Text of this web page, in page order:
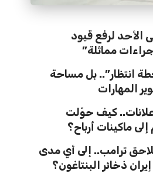
الأحد لرفع قيود
مماثلة”
انتظار”.. بل مساحة
المهارات
في الإعلانات.. كيف حوّلت
ماكينات أرباح؟
ترامب.. إلى أي مدى
ذخائر البنتاغون؟